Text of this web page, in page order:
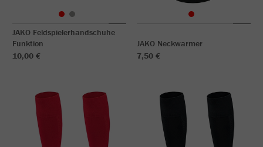
JAKO Feldspielerhandschuhe
Funktion
10,00 €
JAKO Neckwarmer
7,50 €